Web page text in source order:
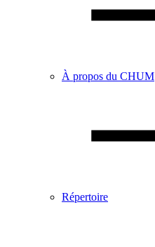
À propos du CHUM
Répertoire